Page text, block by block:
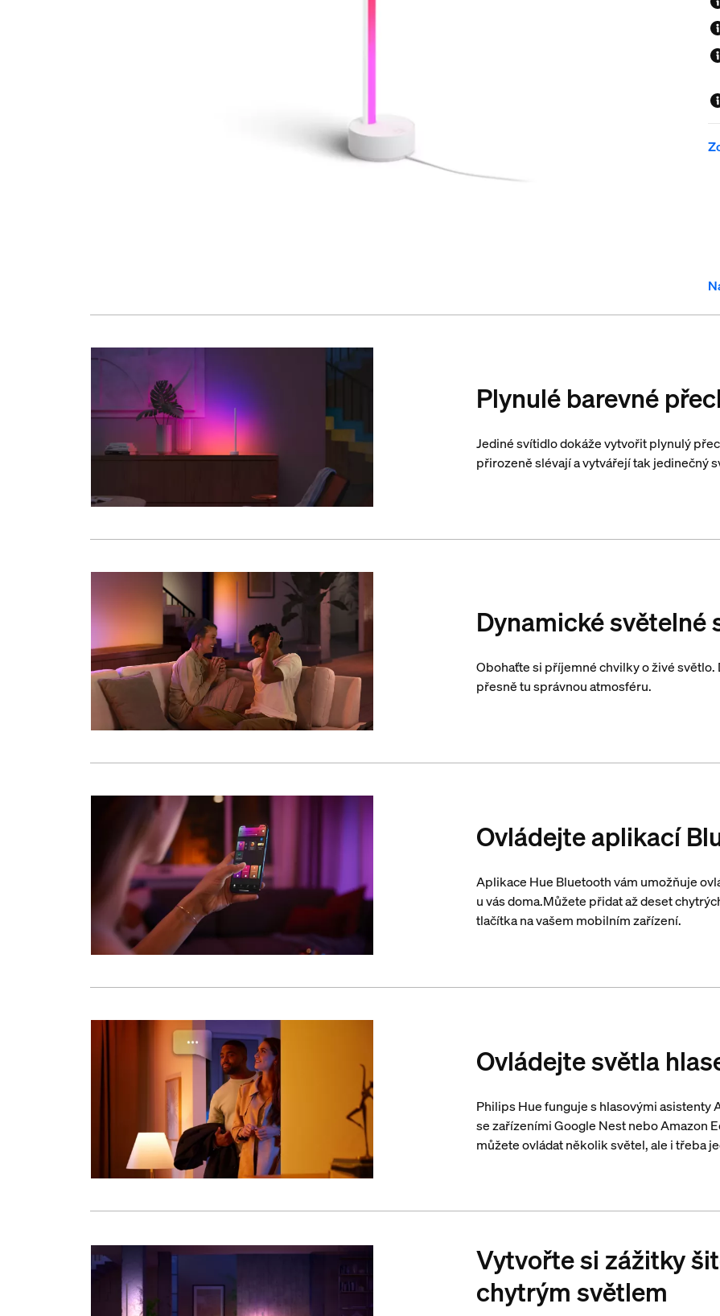
Plynulé barevné
Jediné svítidlo dokáže vytvořit plynulý
přirozeně slévají a vytvářejí tak jedinečný
Dynamické světelné
Obohaťte si příjemné chvilky o živé
přesně tu správnou atmosféru.
Ovládejte aplikací
Aplikace Hue Bluetooth vám umožňuje
u vás doma.Můžete přidat až deset
tlačítka na vašem mobilním zařízení.
Ovládejte světla
Philips Hue funguje s hlasovými asistenty
se zařízeními Google Nest nebo Amazon
můžete ovládat několik světel, ale i třeba
Vytvořte si zážitky
chytrým světlem